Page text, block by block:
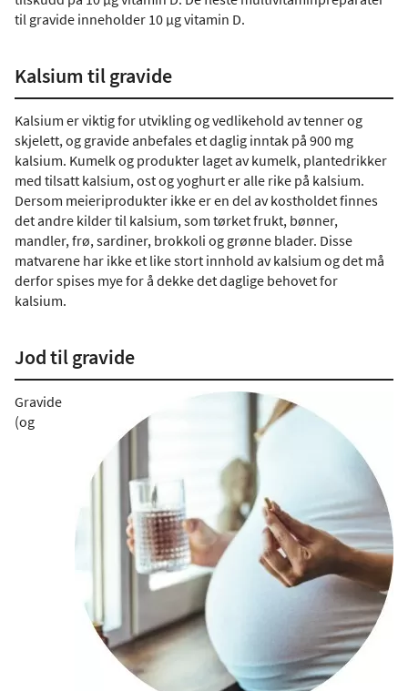
til gravide inneholder 10 µg vitamin D.
Kalsium til gravide
Kalsium er viktig for utvikling og vedlikehold av tenner og
skjelett, og gravide anbefales et daglig inntak på 900 mg
kalsium. Kumelk og produkter laget av kumelk, plantedrikker
med tilsatt kalsium, ost og yoghurt er alle rike på kalsium.
Dersom meieriprodukter ikke er en del av kostholdet finnes
det andre kilder til kalsium, som tørket frukt, bønner,
mandler, frø, sardiner, brokkoli og grønne blader. Disse
matvarene har ikke et like stort innhold av kalsium og det må
derfor spises mye for å dekke det daglige behovet for
kalsium.
Jod til gravide
Gravide
(og